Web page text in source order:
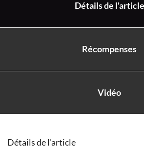
Détails de l'article
Récompenses
Vidéo
Détails de l'article